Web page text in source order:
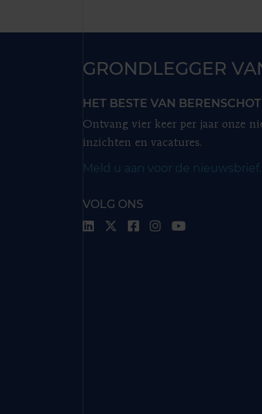
GRONDLEGGER
HET BESTE VAN BERENSCHOT
Ontvang vier keer per jaar onze
inzichten en vacatures.
Meld u aan voor de nieuwsbrief.
VOLG ONS